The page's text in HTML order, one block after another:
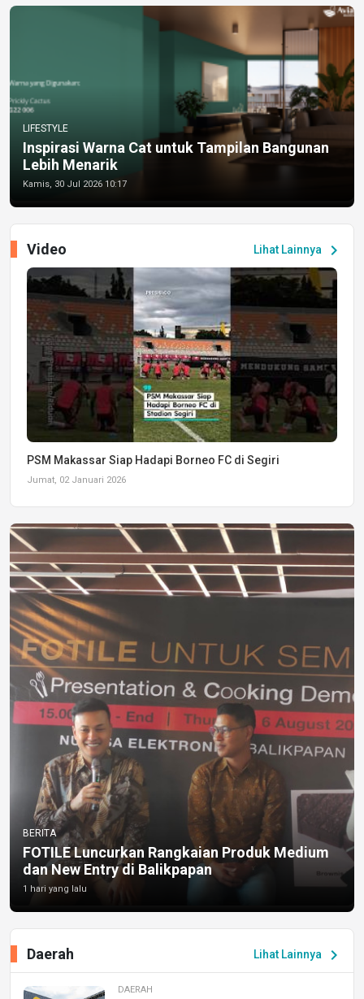
LIFESTYLE
Inspirasi Warna Cat untuk Tampilan Bangunan
Lebih Menarik
Kamis, 30 Jul 2026 10:17
Lihat Lainnya chevron_right
Video
PSM Makassar Siap Hadapi Borneo FC di Segiri
Jumat, 02 Januari 2026
BERITA
FOTILE Luncurkan Rangkaian Produk Medium
dan New Entry di Balikpapan
1 hari yang lalu
Lihat Lainnya chevron_right
Daerah
DAERAH